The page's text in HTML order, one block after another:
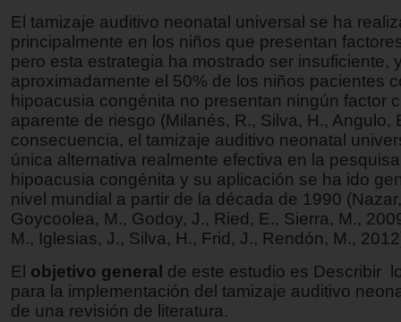
El tamizaje auditivo neonatal universal se ha
principalmente en los niños que presentan
pero esta estrategia ha mostrado ser insuficiente,
aproximadamente el 50% de los niños pacientes
hipoacusia congénita no presentan ningún factor
aparente de riesgo (Milanés, R., Silva, H., Angulo,
consecuencia, el tamizaje auditivo neonatal
única alternativa realmente efectiva en la
hipoacusia congénita y su aplicación se ha ido
nivel mundial a partir de la década de 1990
Goycoolea, M., Godoy, J., Ried, E., Sierra, M.,
M., Iglesias, J., Silva, H., Frid, J., Rendón, M.,
El objetivo general de este estudio es Describir
para la implementación del tamizaje auditivo
de una revisión de literatura.